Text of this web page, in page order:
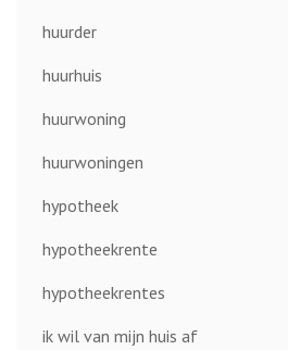
huurder
huurhuis
huurwoning
huurwoningen
hypotheek
hypotheekrente
hypotheekrentes
ik wil van mijn huis af